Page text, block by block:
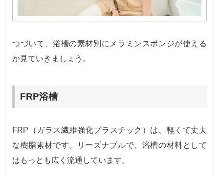
つづいて、浴槽の素材別にメラミンスポンジが使える
か見ていきましょう。
FRP浴槽
FRP（ガラス繊維強化プラスチック）は、軽くて丈夫
な樹脂素材です。リーズナブルで、浴槽の材料として
はもっとも広く流通しています。